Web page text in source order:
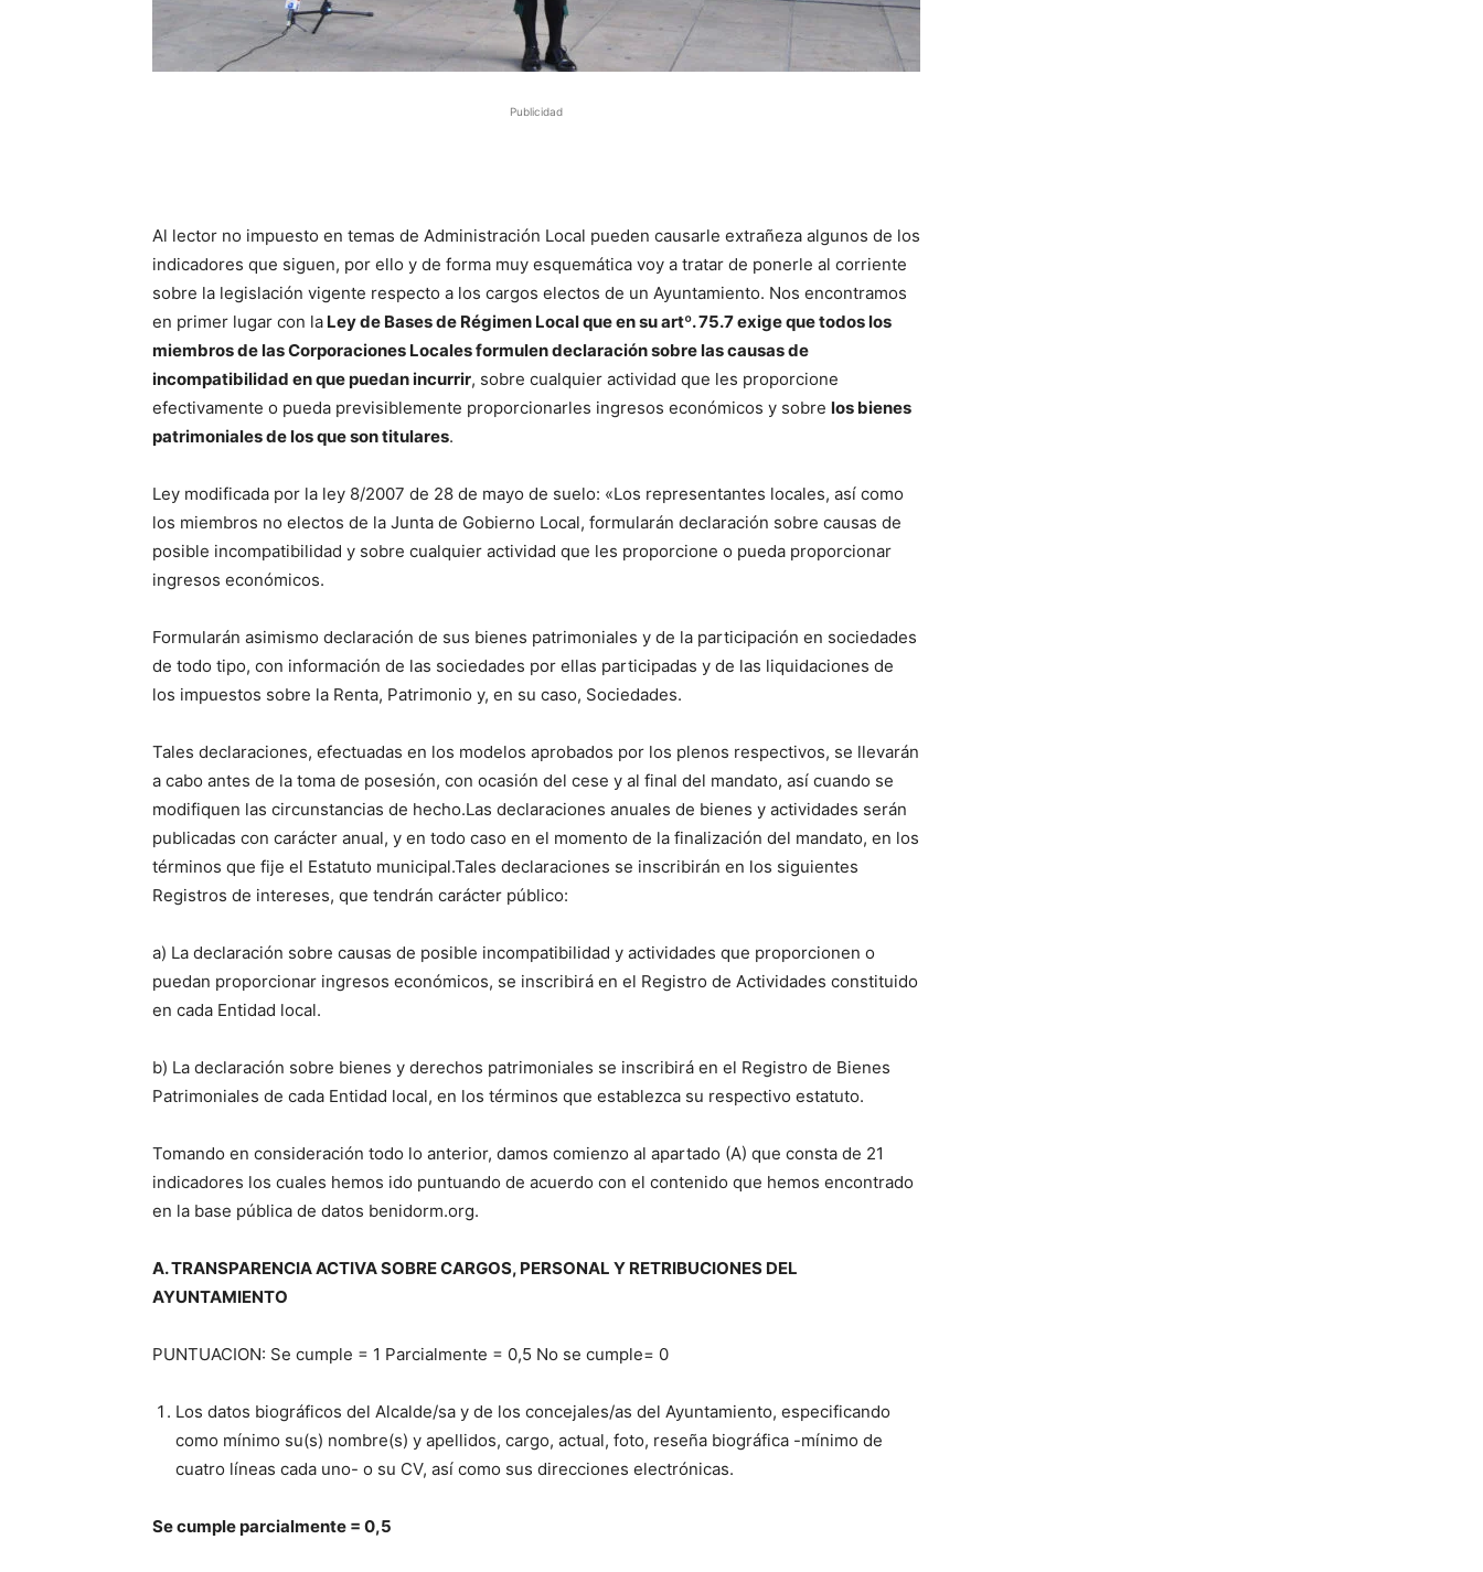
Publicidad
Al lector no impuesto en temas de Administración Local pueden causarle extrañeza algunos de los
indicadores que siguen, por ello y de forma muy esquemática voy a tratar de ponerle al corriente
sobre la legislación vigente respecto a los cargos electos de un Ayuntamiento. Nos encontramos
en primer lugar con la Ley de Bases de Régimen Local que en su artº. 75.7 exige que todos los
miembros de las Corporaciones Locales formulen declaración sobre las causas de
incompatibilidad en que puedan incurrir, sobre cualquier actividad que les proporcione
efectivamente o pueda previsiblemente proporcionarles ingresos económicos y sobre los bienes
patrimoniales de los que son titulares.
Ley modificada por la ley 8/2007 de 28 de mayo de suelo: «Los representantes locales, así como
los miembros no electos de la Junta de Gobierno Local, formularán declaración sobre causas de
posible incompatibilidad y sobre cualquier actividad que les proporcione o pueda proporcionar
ingresos económicos.
Formularán asimismo declaración de sus bienes patrimoniales y de la participación en sociedades
de todo tipo, con información de las sociedades por ellas participadas y de las liquidaciones de
los impuestos sobre la Renta, Patrimonio y, en su caso, Sociedades.
Tales declaraciones, efectuadas en los modelos aprobados por los plenos respectivos, se llevarán
a cabo antes de la toma de posesión, con ocasión del cese y al final del mandato, así cuando se
modifiquen las circunstancias de hecho.Las declaraciones anuales de bienes y actividades serán
publicadas con carácter anual, y en todo caso en el momento de la finalización del mandato, en los
términos que fije el Estatuto municipal.Tales declaraciones se inscribirán en los siguientes
Registros de intereses, que tendrán carácter público:
a) La declaración sobre causas de posible incompatibilidad y actividades que proporcionen o
puedan proporcionar ingresos económicos, se inscribirá en el Registro de Actividades constituido
en cada Entidad local.
b) La declaración sobre bienes y derechos patrimoniales se inscribirá en el Registro de Bienes
Patrimoniales de cada Entidad local, en los términos que establezca su respectivo estatuto.
Tomando en consideración todo lo anterior, damos comienzo al apartado (A) que consta de 21
indicadores los cuales hemos ido puntuando de acuerdo con el contenido que hemos encontrado
en la base pública de datos benidorm.org.
A. TRANSPARENCIA ACTIVA SOBRE CARGOS, PERSONAL Y RETRIBUCIONES DEL
AYUNTAMIENTO
PUNTUACION: Se cumple = 1 Parcialmente = 0,5 No se cumple= 0
Los datos biográficos del Alcalde/sa y de los concejales/as del Ayuntamiento, especificando
como mínimo su(s) nombre(s) y apellidos, cargo, actual, foto, reseña biográfica -mínimo de
cuatro líneas cada uno- o su CV, así como sus direcciones electrónicas.
Se cumple parcialmente = 0,5